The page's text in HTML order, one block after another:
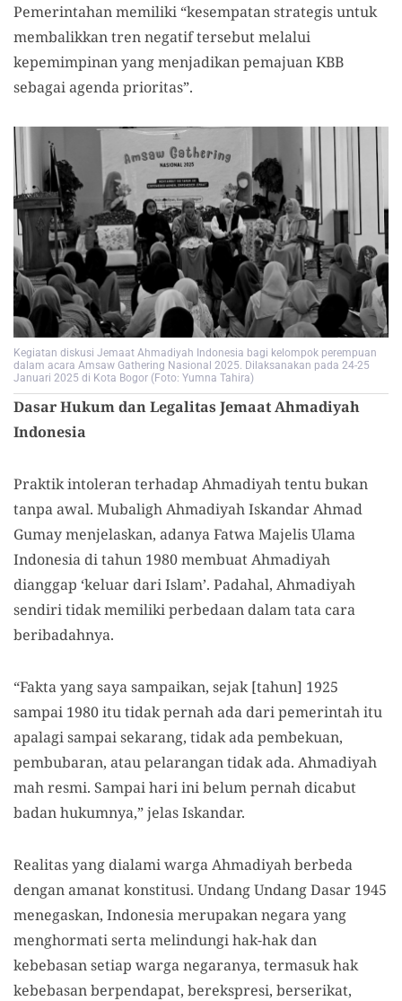
Pemerintahan memiliki “kesempatan strategis untuk
membalikkan tren negatif tersebut melalui
kepemimpinan yang menjadikan pemajuan KBB
sebagai agenda prioritas”.
Kegiatan diskusi Jemaat Ahmadiyah Indonesia bagi kelompok perempuan
dalam acara Amsaw Gathering Nasional 2025. Dilaksanakan pada 24-25
Januari 2025 di Kota Bogor (Foto: Yumna Tahira)
Dasar Hukum dan Legalitas Jemaat Ahmadiyah
Indonesia
Praktik intoleran terhadap Ahmadiyah tentu bukan
tanpa awal. Mubaligh Ahmadiyah Iskandar Ahmad
Gumay menjelaskan, adanya Fatwa Majelis Ulama
Indonesia di tahun 1980 membuat Ahmadiyah
dianggap ‘keluar dari Islam’. Padahal, Ahmadiyah
sendiri tidak memiliki perbedaan dalam tata cara
beribadahnya.
“Fakta yang saya sampaikan, sejak [tahun] 1925
sampai 1980 itu tidak pernah ada dari pemerintah itu
apalagi sampai sekarang, tidak ada pembekuan,
pembubaran, atau pelarangan tidak ada. Ahmadiyah
mah resmi. Sampai hari ini belum pernah dicabut
badan hukumnya,” jelas Iskandar.
Realitas yang dialami warga Ahmadiyah berbeda
dengan amanat konstitusi. Undang Undang Dasar 1945
menegaskan, Indonesia merupakan negara yang
menghormati serta melindungi hak-hak dan
kebebasan setiap warga negaranya, termasuk hak
kebebasan berpendapat, berekspresi, berserikat,